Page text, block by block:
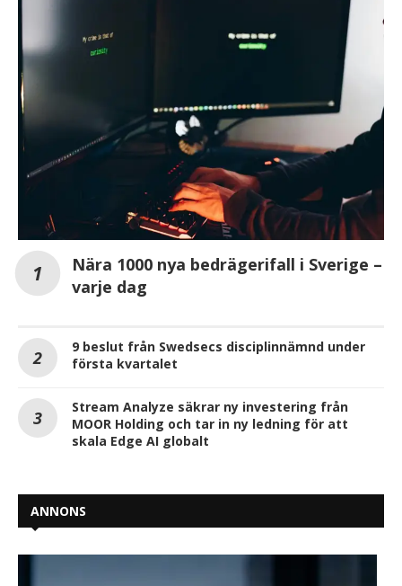
Nära 1000 nya bedrägerifall i Sverige –
varje dag
9 beslut från Swedsecs disciplinnämnd under
första kvartalet
Stream Analyze säkrar ny investering från
MOOR Holding och tar in ny ledning för att
skala Edge AI globalt
ANNONS